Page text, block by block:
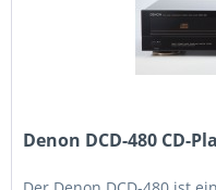
Denon DCD-480 CD-